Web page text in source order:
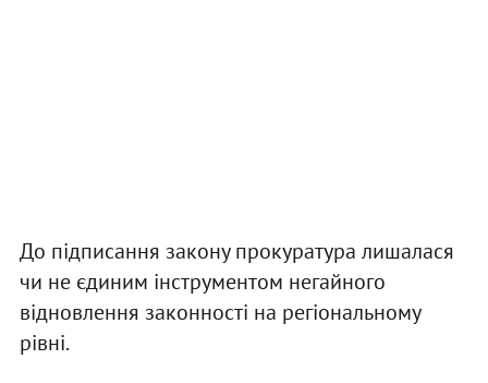
До підписання закону прокуратура лишалася
чи не єдиним інструментом негайного
відновлення законності на регіональному
рівні.